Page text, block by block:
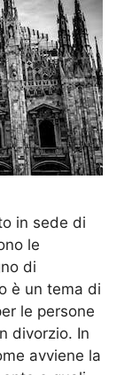
in sede di
le
di
è un tema di
le persone
divorzio. In
avviene la